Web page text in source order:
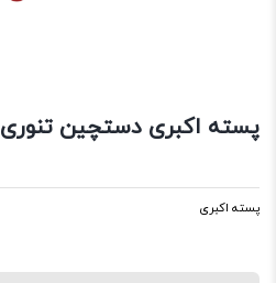
پسته اکبری دستچین تنوری
پسته اکبری